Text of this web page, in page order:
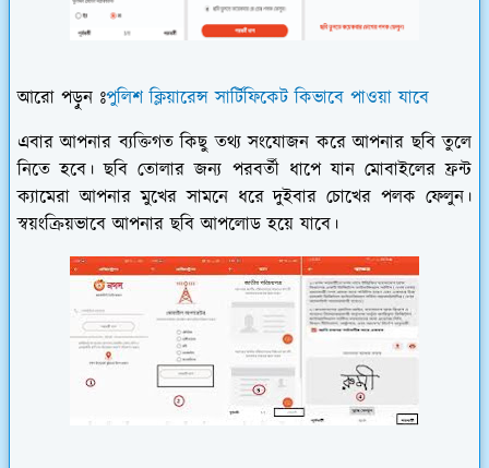
আরো পড়ুন ঃপুলিশ ক্লিয়ারেন্স সার্টিফিকেট কিভাবে পাওয়া যাবে
এবার আপনার ব্যক্তিগত কিছু তথ্য সংযোজন করে আপনার ছবি তুলে
নিতে হবে। ছবি তোলার জন্য পরবর্তী ধাপে যান মোবাইলের ফ্রন্ট
ক্যামেরা আপনার মুখের সামনে ধরে দুইবার চোখের পলক ফেলুন।
স্বয়ংক্রিয়ভাবে আপনার ছবি আপলোড হয়ে যাবে।